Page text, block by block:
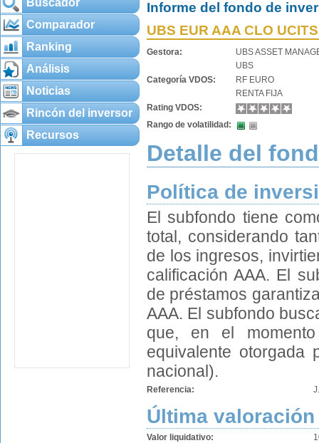
Buscador
Comparador
Ranking
Análisis
Noticias
Rincón del inversor
Recursos
Informe del fondo de
UBS EUR AAA CLO
Gestora:
UBS ASSET
UBS
Categoría VDOS:
RF EURO
RENTA FIJA
Rating VDOS:
Rango de volatilidad:
Detalle del
Política de
El subfondo tiene
total, considerando
de los ingresos,
calificación AAA. El
de préstamos
AAA. El subfondo
que, en el
equivalente otorgada
nacional).
Referencia:
Última valoración
Valor liquidativo: